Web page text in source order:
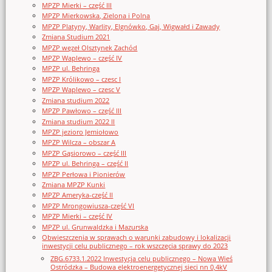
MPZP Mierki – część III
MPZP Mierkowska, Zielona i Polna
MPZP Platyny, Warlity, Elgnówko, Gaj, Wigwałd i Zawady
Zmiana Studium 2021
MPZP węzeł Olsztynek Zachód
MPZP Waplewo – część IV
MPZP ul. Behringa
MPZP Królikowo – czesc I
MPZP Waplewo – czesc V
Zmiana studium 2022
MPZP Pawłowo – część III
Zmiana studium 2022 II
MPZP jezioro Jemiołowo
MPZP Wilcza – obszar A
MPZP Gąsiorowo – część III
MPZP ul. Behringa – część II
MPZP Perłowa i Pionierów
Zmiana MPZP Kunki
MPZP Ameryka-część II
MPZP Mrongowiusza-część VI
MPZP Mierki – część IV
MPZP ul. Grunwaldzka i Mazurska
Obwieszczenia w sprawach o warunki zabudowy i lokalizacji
inwestycji celu publicznego – rok wszczęcia sprawy do 2023
ZBG.6733.1.2022 Inwestycja celu publicznego – Nowa Wieś
Ostródzka – Budowa elektroenergetycznej sieci nn 0,4kV